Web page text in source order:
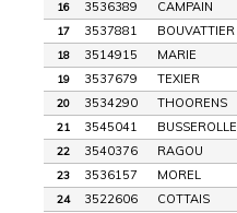
16 3536389 CAMPAIN
17 3537881 BOUVATTIER
18 3514915 MARIE
19 3537679 TEXIER
20 3534290 THOORENS
21 3545041 BUSSEROLLE
22 3540376 RAGOU
23 3536157 MOREL
24 3522606 COTTAIS